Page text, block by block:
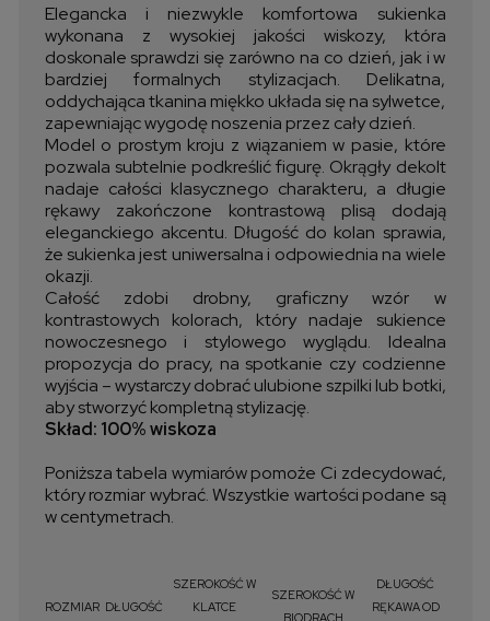
Elegancka i niezwykle komfortowa sukienka
wykonana z wysokiej jakości wiskozy, która
doskonale sprawdzi się zarówno na co dzień, jak i w
bardziej formalnych stylizacjach. Delikatna,
oddychająca tkanina miękko układa się na sylwetce,
zapewniając wygodę noszenia przez cały dzień.
Model o prostym kroju z wiązaniem w pasie, które
pozwala subtelnie podkreślić figurę. Okrągły dekolt
nadaje całości klasycznego charakteru, a długie
rękawy zakończone kontrastową plisą dodają
eleganckiego akcentu. Długość do kolan sprawia,
że sukienka jest uniwersalna i odpowiednia na wiele
okazji.
Całość zdobi drobny, graficzny wzór w
kontrastowych kolorach, który nadaje sukience
nowoczesnego i stylowego wyglądu. Idealna
propozycja do pracy, na spotkanie czy codzienne
wyjścia – wystarczy dobrać ulubione szpilki lub botki,
aby stworzyć kompletną stylizację.
Skład: 100% wiskoza
Poniższa tabela wymiarów pomoże Ci zdecydować,
który rozmiar wybrać. Wszystkie wartości podane są
w centymetrach.
ROZMIAR DŁUGOŚĆ
SZEROKOŚĆ W
KLATCE
SZEROKOŚĆ W
BIODRACH
DŁUGOŚĆ
RĘKAWA OD